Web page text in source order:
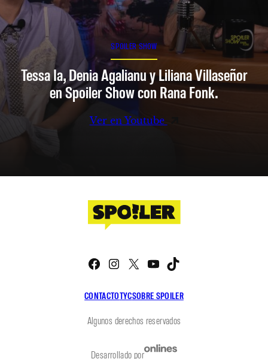
SPOILER SHOW
Tessa Ia, Denia Agalianu y Liliana Villaseñor
en Spoiler Show con Rana Fonk.
Ver en Youtube
CONTACTOTYCSOBRE SPOILER
Facebook
Instagram
X YouTube
Algunos derechos reservados
Desarrollado por